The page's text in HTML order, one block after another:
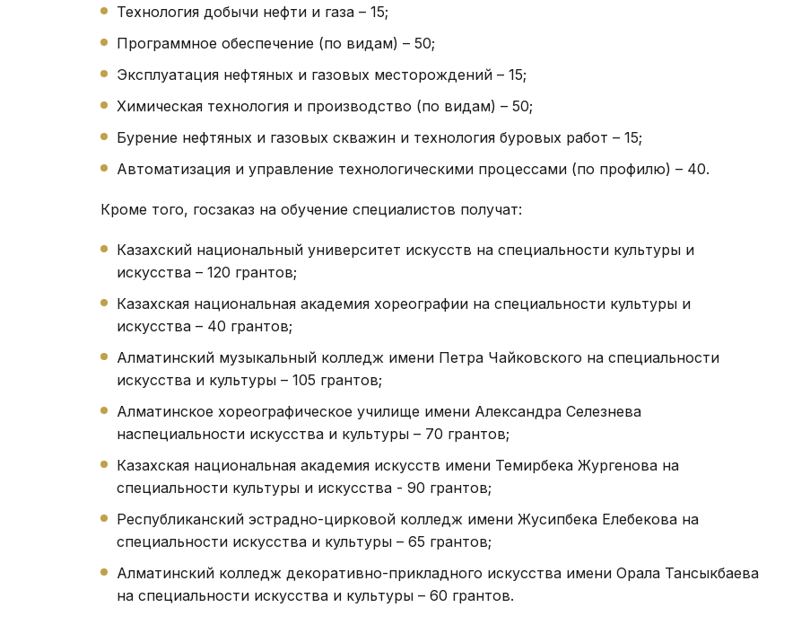
Технология добычи нефти и газа – 15;
Программное обеспечение (по видам) – 50;
Эксплуатация нефтяных и газовых месторождений – 15;
Химическая технология и производство (по видам) – 50;
Бурение нефтяных и газовых скважин и технология буровых работ – 15;
Автоматизация и управление технологическими процессами (по профилю) – 40.
Кроме того, госзаказ на обучение специалистов получат:
Казахский национальный университет искусств на специальности культуры и
искусства – 120 грантов;
Казахская национальная академия хореографии на специальности культуры и
искусства – 40 грантов;
Алматинский музыкальный колледж имени Петра Чайковского на специальности
искусства и культуры – 105 грантов;
Алматинское хореографическое училище имени Александра Селезнева
наспециальности искусства и культуры – 70 грантов;
Казахская национальная академия искусств имени Темирбека Жургенова на
специальности культуры и искусства - 90 грантов;
Республиканский эстрадно-цирковой колледж имени Жусипбека Елебекова на
специальности искусства и культуры – 65 грантов;
Алматинский колледж декоративно-прикладного искусства имени Орала Тансыкбаева
на специальности искусства и культуры – 60 грантов.